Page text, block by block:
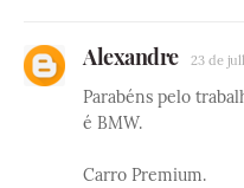
Alexandre 23 de
Parabéns pelo
é BMW.
Carro Premium.